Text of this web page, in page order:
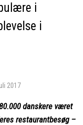
i
i
2017
danskere været
restaurantbesøg –